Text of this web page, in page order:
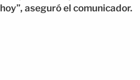
hoy”, aseguró el comunicador.